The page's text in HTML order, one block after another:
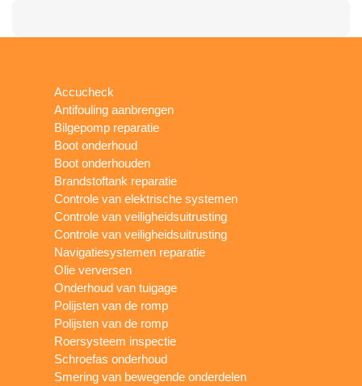
Accucheck
Antifouling aanbrengen
Bilgepomp reparatie
Boot onderhoud
Boot onderhouden
Brandstoftank reparatie
Controle van elektrische systemen
Controle van veiligheidsuitrusting
Controle van veiligheidsuitrusting
Navigatiesystemen reparatie
Olie verversen
Onderhoud van tuigage
Polijsten van de romp
Polijsten van de romp
Roersysteem inspectie
Schroefas onderhoud
Smering van bewegende onderdelen